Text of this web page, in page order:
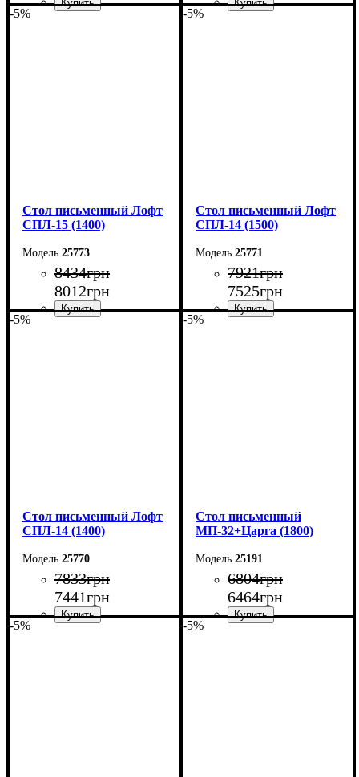
-5%
Стол письменный Лофт
СПЛ-15 (1400)
25773
8434грн
8012грн
-5%
Стол письменный Лофт
СПЛ-14 (1500)
25771
7921грн
7525грн
-5%
Стол письменный Лофт
СПЛ-14 (1400)
25770
7833грн
7441грн
-5%
Cтол письменный
МП-32+Царга (1800)
25191
6804грн
6464грн
-5% -5%